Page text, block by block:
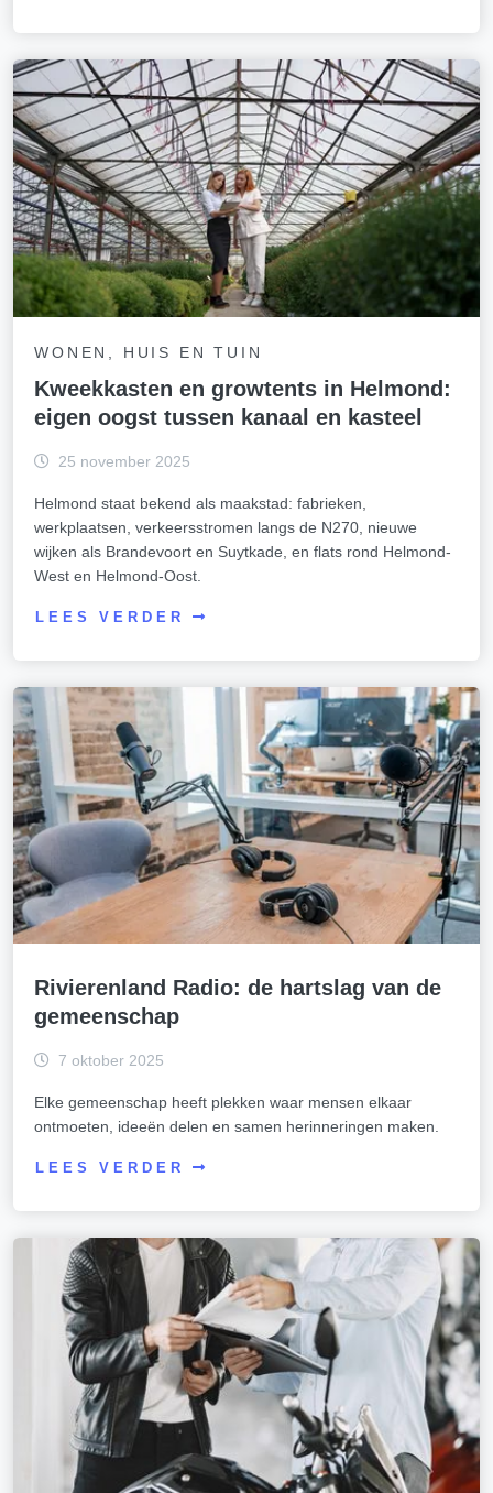
WONEN, HUIS EN TUIN
Kweekkasten en growtents in Helmond:
eigen oogst tussen kanaal en kasteel
25 november 2025
Helmond staat bekend als maakstad: fabrieken,
werkplaatsen, verkeersstromen langs de N270, nieuwe
wijken als Brandevoort en Suytkade, en flats rond Helmond-
West en Helmond-Oost.
LEES VERDER
Rivierenland Radio: de hartslag van de
gemeenschap
7 oktober 2025
Elke gemeenschap heeft plekken waar mensen elkaar
ontmoeten, ideeën delen en samen herinneringen maken.
LEES VERDER